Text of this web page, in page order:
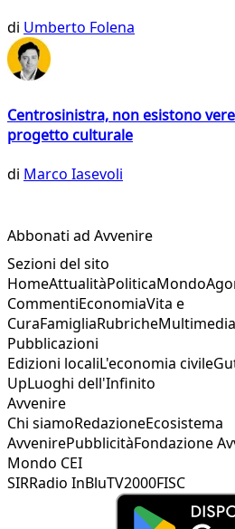
di Umberto Folena
Centrosinistra, non esistono
progetto culturale
di Marco Iasevoli
Abbonati ad Avvenire
Sezioni del sito
HomeAttualitàPoliticaMondo
CommentiEconomiaVita e
CuraFamigliaRubricheMultimedia
Pubblicazioni
Edizioni localiL'economia civile
UpLuoghi dell'Infinito
Avvenire
Chi siamoRedazioneEcosistema
AvvenirePubblicitàFondazione
Mondo CEI
SIRRadio InBluTV2000FISC